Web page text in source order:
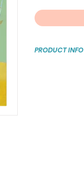
PRODUCT INFO